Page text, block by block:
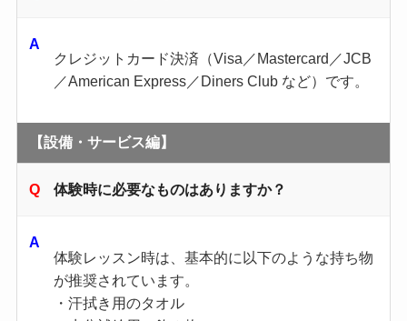
クレジットカード決済（Visa／Mastercard／JCB
／American Express／Diners Club など）です。
【設備・サービス編】
体験時に必要なものはありますか？
体験レッスン時は、基本的に以下のような持ち物
が推奨されています。
・汗拭き用のタオル